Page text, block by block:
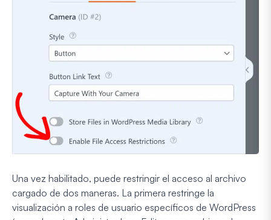
Una vez habilitado, puede restringir el acceso al archivo
cargado de dos maneras. La primera restringe la
visualización a roles de usuario específicos de WordPress